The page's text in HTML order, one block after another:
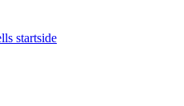
startside